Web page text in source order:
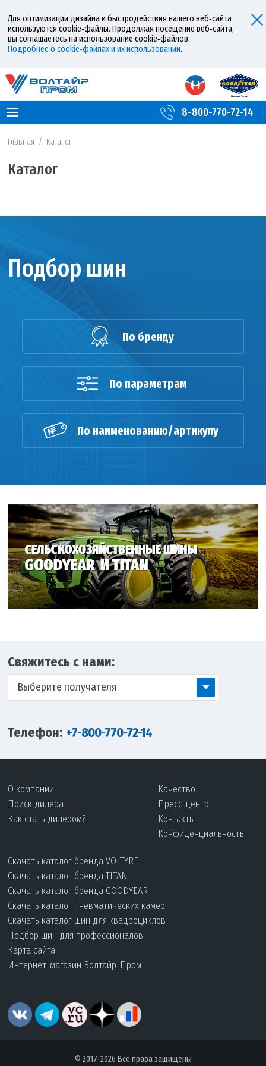
Для оптимизации дизайна и быстродействия нашего веб‑сайта
используются cookie‑файлы. Продолжая посещение веб‑сайта,
вы соглашаетесь на использование cookie‑файлов.
Подробнее о cookie‑файлах и их использовании.
8-800-770-72-14
Главная / Каталог
Каталог
Подбор шин
По бренду
По параметрам
По наименованию/артикулу
Свяжитесь с нами:
Выберите получателя
Телефон: +7-800-770-72-14
О компании
Поиск дилера
Как стать дилером?
Качество
Пресс-центр
Контакты
Конфиденциальность
Скачать каталог бренда VOLTYRE
Скачать каталог бренда TITAN
Скачать каталог бренда GOODYEAR
Скачать каталог пневматических камер
Скачать каталог шин для квадроциклов
Подбор шин для профессионалов
Карта сайта
Интернет-магазин Волтайр-Пром
© 2017-2026 Все права защищены